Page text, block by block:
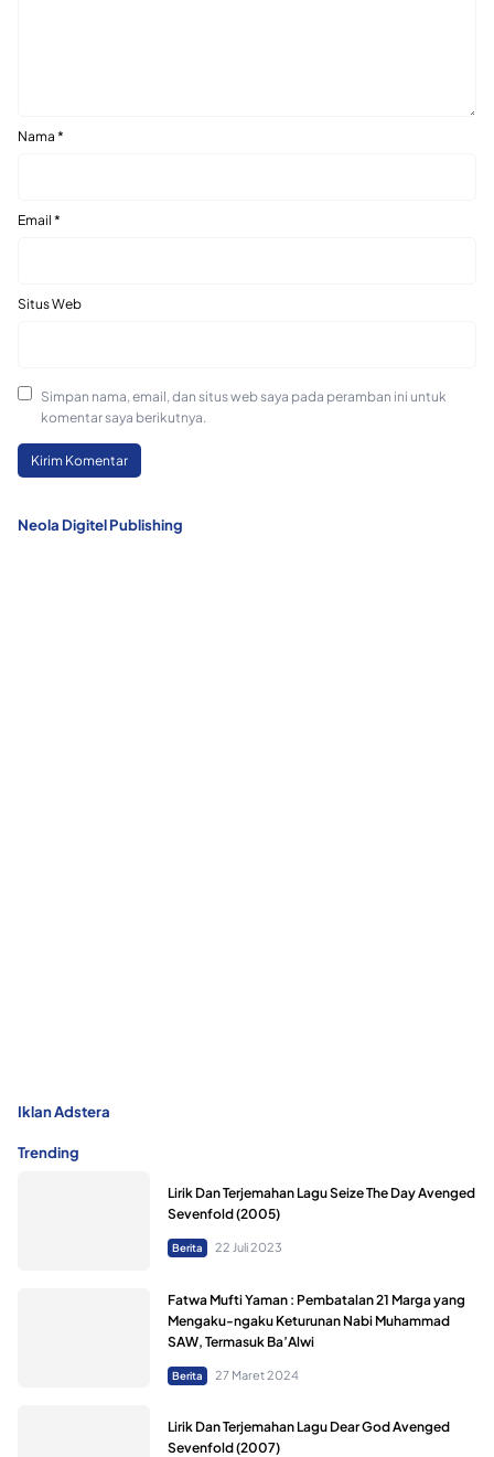
Nama *
Email *
Situs Web
Simpan nama, email, dan situs web saya pada peramban ini untuk
komentar saya berikutnya.
Neola Digitel Publishing
Iklan Adstera
Trending
Lirik Dan Terjemahan Lagu Seize The Day Avenged
Sevenfold (2005)
Berita 22 Juli 2023
Fatwa Mufti Yaman : Pembatalan 21 Marga yang
Mengaku-ngaku Keturunan Nabi Muhammad
SAW, Termasuk Ba’Alwi
Berita 27 Maret 2024
Lirik Dan Terjemahan Lagu Dear God Avenged
Sevenfold (2007)